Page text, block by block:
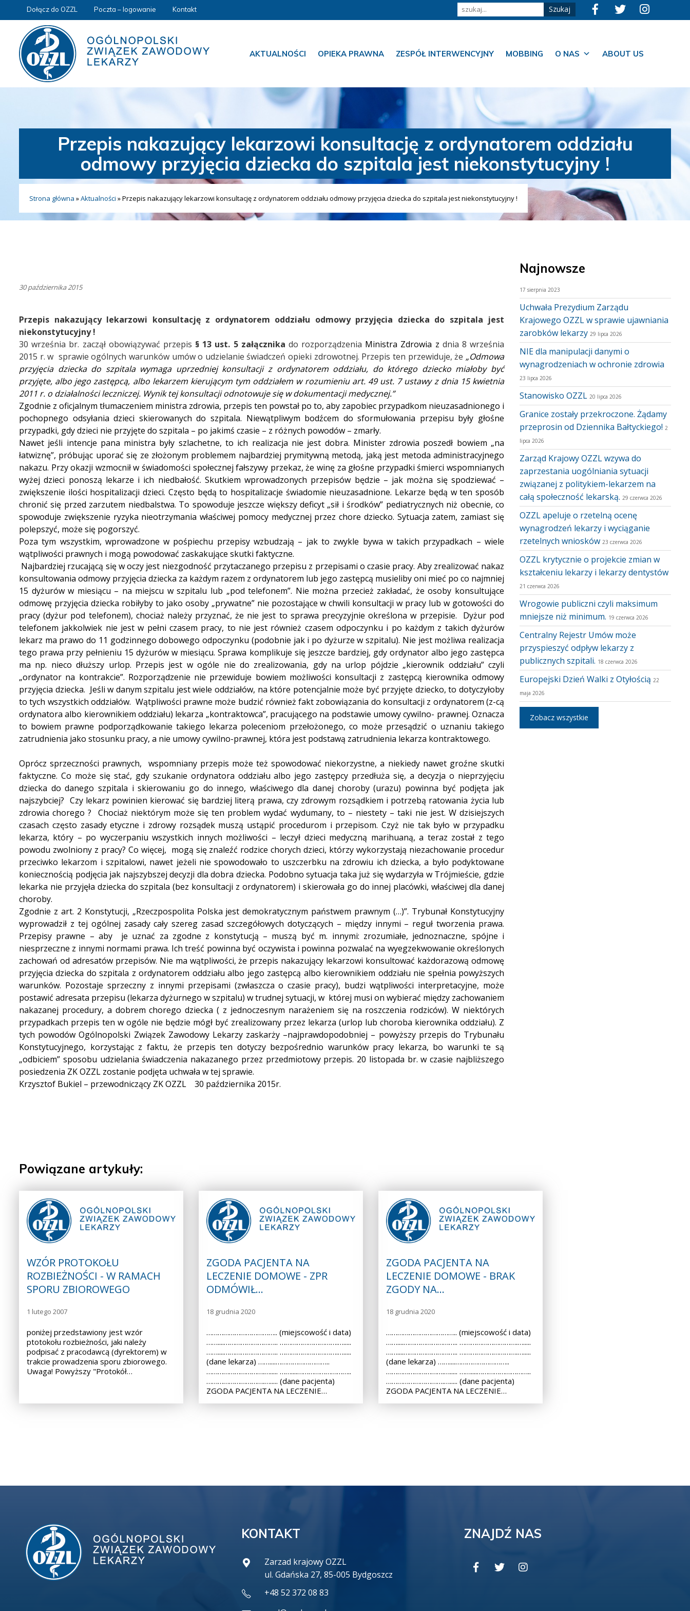
Dołącz do OZZL Poczta – logowanie Kontakt
AKTUALNOŚCI OPIEKA PRAWNA ZESPÓŁ INTERWENCYJNY MOBBING O NAS ABOUT US
Przepis nakazujący lekarzowi konsultację z ordynatorem oddziału
odmowy przyjęcia dziecka do szpitala jest niekonstytucyjny !
Strona główna »Aktualności »Przepis nakazujący lekarzowi konsultację z ordynatorem oddziału odmowy przyjęcia dziecka do szpitala jest niekonstytucyjny !
30 października 2015
Przepis nakazujący lekarzowi konsultację z ordynatorem oddziału odmowy przyjęcia dziecka do szpitala jest
niekonstytucyjny !
30 września br. zaczął obowiązywać przepis § 13 ust. 5 załącznika do rozporządzenia Ministra Zdrowia z dnia 8 września
2015 r.w sprawie ogólnych warunków umów o udzielanie świadczeń opieki zdrowotnej. Przepis ten przewiduje, że „Odmowa
przyjęcia dziecka do szpitala wymaga uprzedniej konsultacji z ordynatorem oddziału, do którego dziecko miałoby być
przyjęte, albo jego zastępcą, albo lekarzem kierującym tym oddziałem w rozumieniu art. 49 ust. 7ustawy z dnia 15 kwietnia
2011 r. o działalności leczniczej. Wynik tej konsultacji odnotowuje się w dokumentacji medycznej.”
Zgodnie z oficjalnym tłumaczeniem ministra zdrowia, przepis ten powstał po to, aby zapobiec przypadkom nieuzasadnionego i
pochopnego odsyłania dzieci skierowanych do szpitala. Niewątpliwym bodźcem do sformułowania przepisu były głośne
przypadki, gdy dzieci nie przyjęte do szpitala – po jakimś czasie – z różnych powodów – zmarły.
Nawet jeśli intencje pana ministra były szlachetne, to ich realizacja nie jest dobra. Minister zdrowia poszedł bowiem „na
łatwiznę”, próbując uporać się ze złożonym problemem najbardziej prymitywną metodą, jaką jest metoda administracyjnego
nakazu. Przy okazji wzmocnił w świadomości społecznej fałszywy przekaz, że winę za głośne przypadki śmierci wspomnianych
wyżej dzieci ponoszą lekarze i ich niedbałość. Skutkiem wprowadzonych przepisów będzie – jak można się spodziewać –
zwiększenie ilości hospitalizacji dzieci. Często będą to hospitalizacje świadomie nieuzasadnione. Lekarze będą w ten sposób
chronić się przed zarzutem niedbalstwa. To spowoduje jeszcze większy deficyt „sił i środków” pediatrycznych niż obecnie, co
spowoduje zwiększenie ryzyka nieotrzymania właściwej pomocy medycznej przez chore dziecko. Sytuacja zatem, zamiast się
polepszyć, może się pogorszyć.
Poza tym wszystkim, wprowadzone w pośpiechu przepisy wzbudzają – jak to zwykle bywa w takich przypadkach – wiele
wątpliwości prawnych i mogą powodować zaskakujące skutki faktyczne.
Najbardziej rzucającą się w oczy jest niezgodność przytaczanego przepisu z przepisami o czasie pracy. Aby zrealizować nakaz
konsultowania odmowy przyjęcia dziecka za każdym razem z ordynatorem lub jego zastępcą musieliby oni mieć po co najmniej
15 dyżurów w miesiącu – na miejscu w szpitalu lub „pod telefonem”. Nie można przecież zakładać, że osoby konsultujące
odmowę przyjęcia dziecka robiłyby to jako osoby „prywatne” nie pozostające w chwili konsultacji w pracy lub w gotowości do
pracy (dyżur pod telefonem), chociaż należy przyznać, że nie jest to sprawa precyzyjnie określona w przepisie. Dyżur pod
telefonem jakkolwiek nie jest w pełni czasem pracy, to nie jest również czasem odpoczynku i po każdym z takich dyżurów
lekarz ma prawo do 11 godzinnego dobowego odpoczynku (podobnie jak i po dyżurze w szpitalu). Nie jest możliwa realizacja
tego prawa przy pełnieniu 15 dyżurów w miesiącu. Sprawa komplikuje się jeszcze bardziej, gdy ordynator albo jego zastępca
ma np. nieco dłuższy urlop. Przepis jest w ogóle nie do zrealizowania, gdy na urlop pójdzie „kierownik oddziału” czyli
„ordynator na kontrakcie”. Rozporządzenie nie przewiduje bowiem możliwości konsultacji z zastępcą kierownika odmowy
przyjęcia dziecka. Jeśli w danym szpitalu jest wiele oddziałów, na które potencjalnie może być przyjęte dziecko, to dotyczyłoby
to tych wszystkich oddziałów. Wątpliwości prawne może budzić również fakt zobowiązania do konsultacji z ordynatorem (z-cą
ordynatora albo kierownikiem oddziału) lekarza „kontraktowca”, pracującego na podstawie umowy cywilno- prawnej. Oznacza
to bowiem prawne podporządkowanie takiego lekarza poleceniom przełożonego, co może przesądzić o uznaniu takiego
zatrudnienia jako stosunku pracy, a nie umowy cywilno-prawnej, która jest podstawą zatrudnienia lekarza kontraktowego.
Oprócz sprzeczności prawnych, wspomniany przepis może też spowodować niekorzystne, a niekiedy nawet groźne skutki
faktyczne. Co może się stać, gdy szukanie ordynatora oddziału albo jego zastępcy przedłuża się, a decyzja o nieprzyjęciu
dziecka do danego szpitala i skierowaniu go do innego, właściwego dla danej choroby (urazu) powinna być podjęta jak
najszybciej? Czy lekarz powinien kierować się bardziej literą prawa, czy zdrowym rozsądkiem i potrzebą ratowania życia lub
zdrowia chorego ? Chociaż niektórym może się ten problem wydać wydumany, to – niestety – taki nie jest. W dzisiejszych
czasach często zasady etyczne i zdrowy rozsądek muszą ustąpić procedurom i przepisom. Czyż nie tak było w przypadku
lekarza, który – po wyczerpaniu wszystkich innych możliwości – leczył dzieci medyczną marihuaną, a teraz został z tego
powodu zwolniony z pracy? Co więcej, mogą się znaleźć rodzice chorych dzieci, którzy wykorzystają niezachowanie procedur
przeciwko lekarzom i szpitalowi, nawet jeżeli nie spowodowało to uszczerbku na zdrowiu ich dziecka, a było podyktowane
koniecznością podjęcia jak najszybszej decyzji dla dobra dziecka. Podobno sytuacja taka już się wydarzyła w Trójmieście, gdzie
lekarka nie przyjęła dziecka do szpitala (bez konsultacji z ordynatorem) i skierowała go do innej placówki, właściwej dla danej
choroby.
Zgodnie z art. 2 Konstytucji, „Rzeczpospolita Polska jest demokratycznym państwem prawnym (…)”. Trybunał Konstytucyjny
wyprowadził z tej ogólnej zasady cały szereg zasad szczegółowych dotyczących – między innymi – reguł tworzenia prawa.
Przepisy prawne – aby je uznać za zgodne z konstytucją – muszą być m. innymi: zrozumiałe, jednoznaczne, spójne i
niesprzeczne z innymi normami prawa. Ich treść powinna być oczywista i powinna pozwalać na wyegze­kwowanie określonych
zachowań od adresatów przepisów. Nie ma wątpliwości, że przepis nakazujący lekarzowi konsultować każdorazową odmowę
przyjęcia dziecka do szpitala z ordynatorem oddziału albo jego zastępcą albo kierownikiem oddziału nie spełnia powyższych
warunków. Pozostaje sprzeczny z innymi przepisami (zwłaszcza o czasie pracy), budzi wątpliwości interpretacyjne, może
postawić adresata przepisu (lekarza dyżurnego w szpitalu) w trudnej sytuacji, w której musi on wybierać między zachowaniem
nakazanej procedury, a dobrem chorego dziecka ( z jednoczesnym narażeniem się na roszczenia rodziców). W niektórych
przypadkach przepis ten w ogóle nie będzie mógł być zrealizowany przez lekarza (urlop lub choroba kierownika oddziału). Z
tych powodów Ogólnopolski Związek Zawodowy Lekarzy zaskarży –najprawdopodobniej – powyższy przepis do Trybunału
Konstytucyjnego, korzystając z faktu, że przepis ten dotyczy bezpośrednio warunków pracy lekarza, bo warunki te są
„odbiciem” sposobu udzielania świadczenia nakazanego przez przedmiotowy przepis. 20 listopada br. w czasie najbliższego
posiedzenia ZK OZZL zostanie podjęta uchwała w tej sprawie.
Krzysztof Bukiel – przewodniczący ZK OZZL 30 października 2015r.
Najnowsze
17 sierpnia 2023
Uchwała Prezydium Zarządu
Krajowego OZZL w sprawie ujawniania
zarobków lekarzy 29 lipca 2026
NIE dla manipulacji danymi o
wynagrodzeniach w ochronie zdrowia
23 lipca 2026
Stanowisko OZZL 20 lipca 2026
Granice zostały przekroczone. Żądamy
przeprosin od Dziennika Bałtyckiego! 2
lipca 2026
Zarząd Krajowy OZZL wzywa do
zaprzestania uogólniania sytuacji
związanej z politykiem-lekarzem na
całą społeczność lekarską. 29 czerwca 2026
OZZL apeluje o rzetelną ocenę
wynagrodzeń lekarzy i wyciąganie
rzetelnych wniosków 23 czerwca 2026
OZZL krytycznie o projekcie zmian w
kształceniu lekarzy i lekarzy dentystów
21 czerwca 2026
Wrogowie publiczni czyli maksimum
mniejsze niż minimum. 19 czerwca 2026
Centralny Rejestr Umów może
przyspieszyć odpływ lekarzy z
publicznych szpitali. 18 czerwca 2026
Europejski Dzień Walki z Otyłością 22
maja 2026
Zobacz wszystkie
Powiązane artykuły:
WZÓR PROTOKOŁU
ROZBIEŻNOŚCI - W RAMACH
SPORU ZBIOROWEGO
1 lutego 2007
poniżej przedstawiony jest wzór
ptotokołu rozbieżności, jaki należy
podpisać z pracodawcą (dyrektorem) w
trakcie prowadzenia sporu zbiorowego.
Uwaga! Powyższy "Protokół…
ZGODA PACJENTA NA
LECZENIE DOMOWE - ZPR
ODMÓWIŁ…
18 grudnia 2020
……………………………….. (miejscowość i data)
……....……………………….. ………………………….….....
……....……………………….. ………………………….….....
(dane lekarza) ……....………………………..
………………………….…..... ……....………………………..
………………………….…..... (dane pacjenta)
ZGODA PACJENTA NA LECZENIE…
ZGODA PACJENTA NA
LECZENIE DOMOWE - BRAK
ZGODY NA…
18 grudnia 2020
……………………………….. (miejscowość i data)
……....……………………….. ………………………….….....
……....……………………….. ………………………….….....
(dane lekarza) ……....………………………..
………………………….…..... ……....………………………..
………………………….…..... (dane pacjenta)
ZGODA PACJENTA NA LECZENIE…
KONTAKT
Zarzad krajowy OZZL
ul. Gdańska 27, 85-005 Bydgoszcz
+48 52 372 08 83
ZNAJDŹ NAS